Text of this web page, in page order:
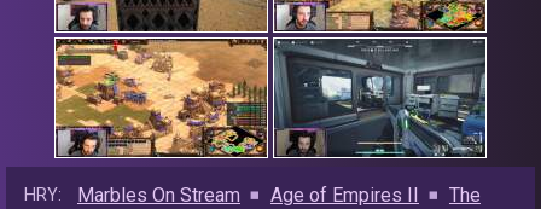
HRY: Marbles On Stream Age of Empires II
The